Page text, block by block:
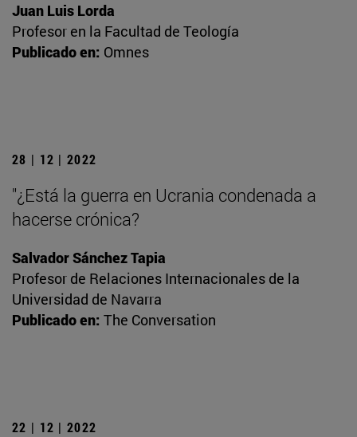
Juan Luis Lorda
Profesor en la Facultad de Teología
Publicado en: Omnes
28 | 12 | 2022
"¿Está la guerra en Ucrania condenada a
hacerse crónica?
Salvador Sánchez Tapia
Profesor de Relaciones Internacionales de la
Universidad de Navarra
Publicado en: The Conversation
22 | 12 | 2022